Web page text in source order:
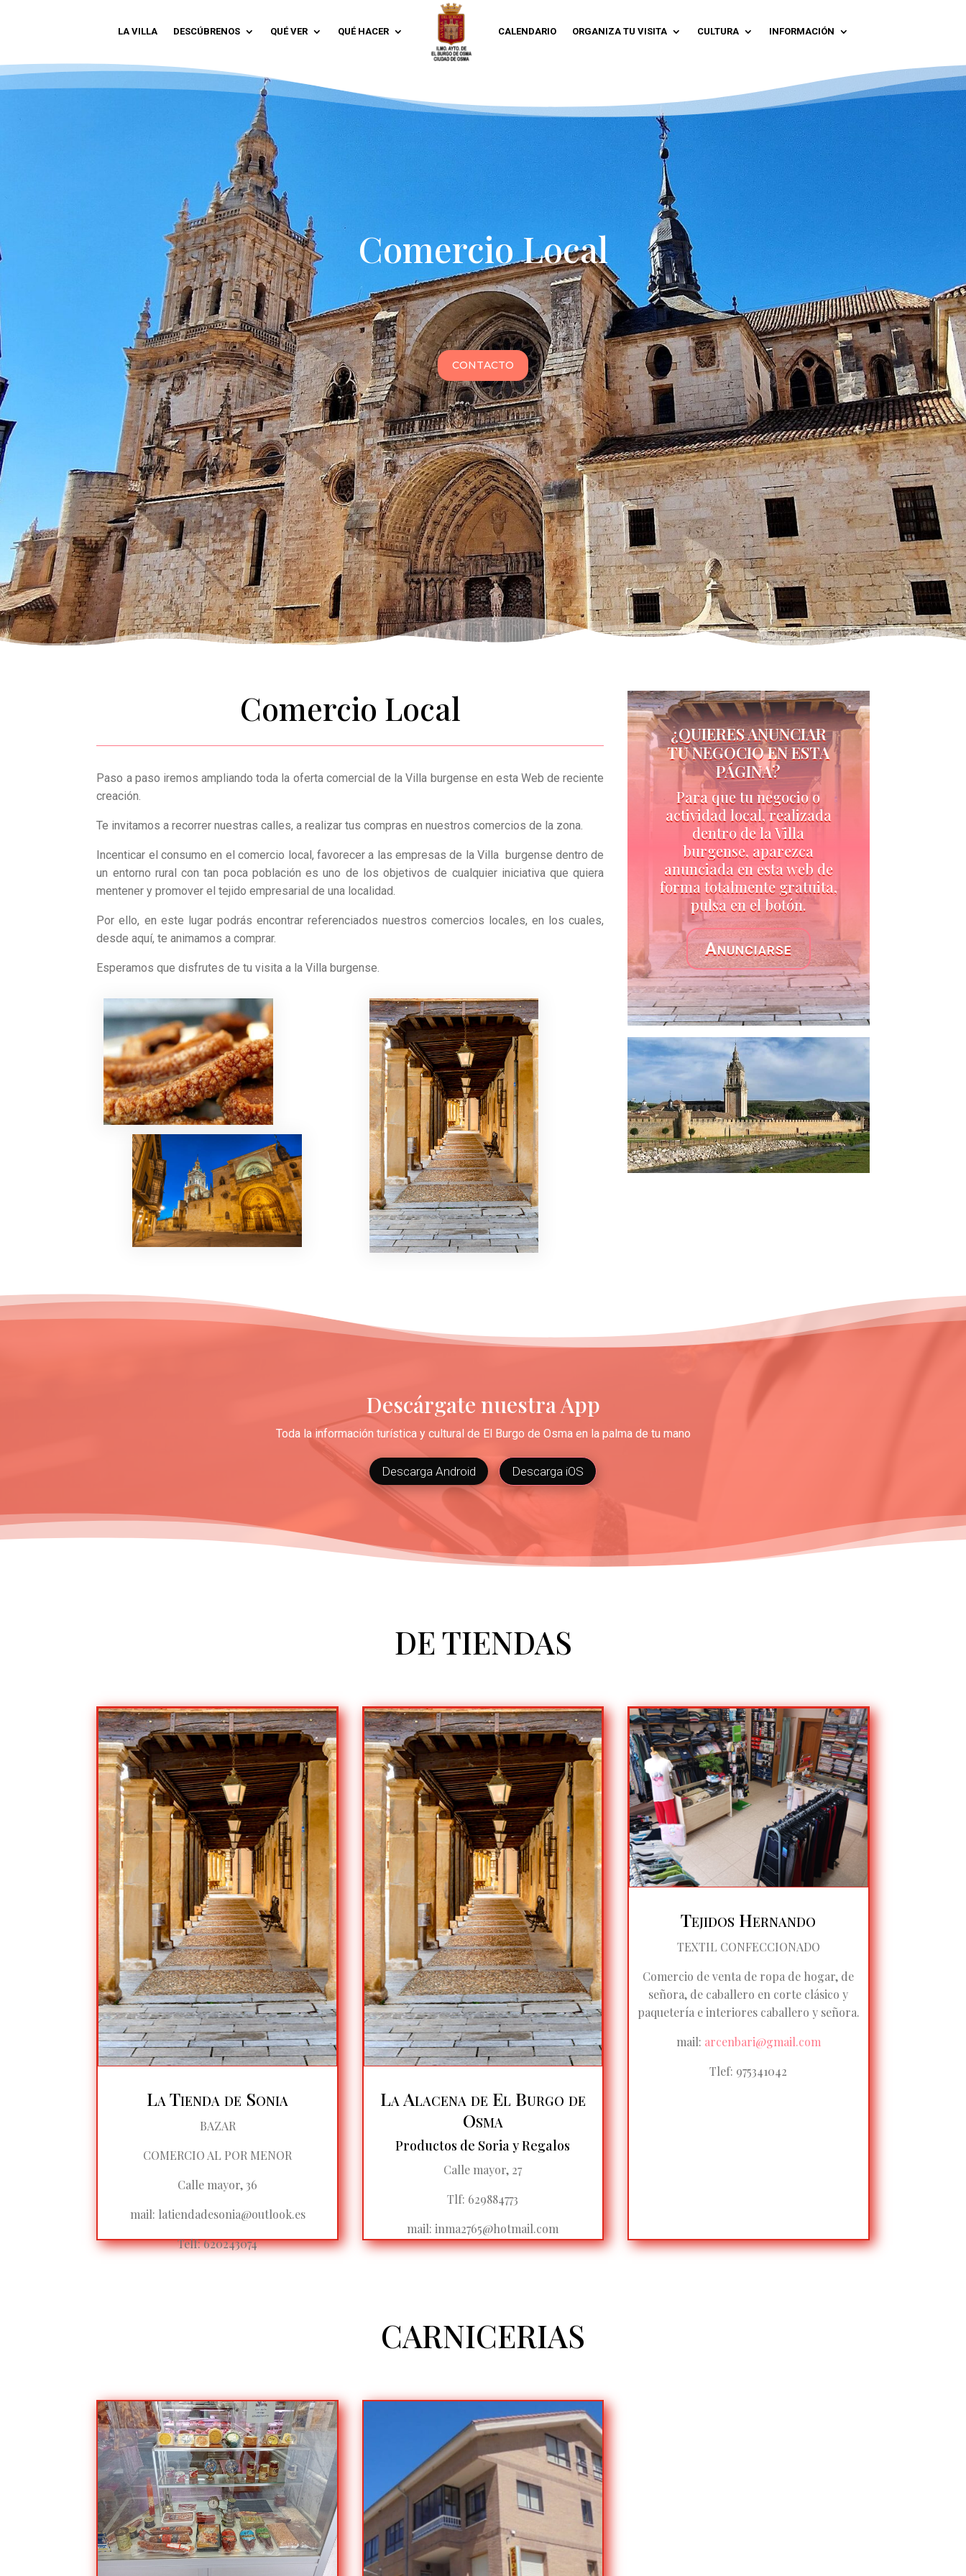
LA VILLA DESCÚBRENOS QUÉ VER QUÉ HACER CALENDARIO ORGANIZA TU VISITA CULTURA INFORMACIÓN
Comercio Local
CONTACTO
Comercio Local
Paso a paso iremos ampliando toda la oferta comercial de la Villa burgense en esta Web de reciente
creación.
Te invitamos a recorrer nuestras calles, a realizar tus compras en nuestros comercios de la zona.
Incenticar el consumo en el comercio local, favorecer a las empresas de la Villa burgense dentro de
un entorno rural con tan poca población es uno de los objetivos de cualquier iniciativa que quiera
mentener y promover el tejido empresarial de una localidad.
Por ello, en este lugar podrás encontrar referenciados nuestros comercios locales, en los cuales,
desde aquí, te animamos a comprar.
Esperamos que disfrutes de tu visita a la Villa burgense.
¿QUIERES ANUNCIAR
TU NEGOCIO EN ESTA
PÁGINA?
Para que tu negocio o
actividad local, realizada
dentro de la Villa
burgense, aparezca
anunciada en esta web de
forma totalmente gratuita,
pulsa en el botón.
Anunciarse
Descárgate nuestra App
Toda la información turística y cultural de El Burgo de Osma en la palma de tu mano
Descarga Android Descarga iOS
DE TIENDAS
La Tienda de Sonia
BAZAR
COMERCIO AL POR MENOR
Calle mayor, 36
mail: latiendadesonia@outlook.es
Telf: 620243074
La Alacena de El Burgo de
Osma
Productos de Soria y Regalos
Calle mayor, 27
Tlf: 629884773
mail:inma2765@hotmail.com
Tejidos Hernando
TEXTIL CONFECCIONADO
Comercio de venta de ropa de hogar, de
señora, de caballero en corte clásico y
paquetería e interiores caballero y señora.
mail: arcenbari@gmail.com
Tlef: 975341042
CARNICERIAS